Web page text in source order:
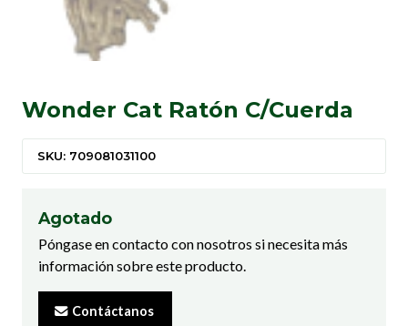
Wonder Cat Ratón C/Cuerda
SKU: 709081031100
Agotado
Póngase en contacto con nosotros si necesita más
información sobre este producto.
Contáctanos